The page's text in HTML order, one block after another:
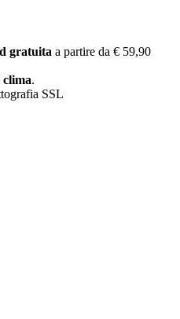
gratuita a partire da € 59,90
clima.
SSL